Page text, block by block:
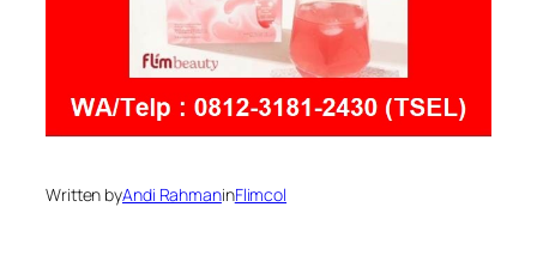
Written byAndi RahmaninFlimcol